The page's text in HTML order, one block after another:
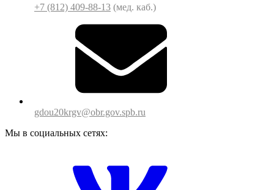
+7 (812) 409-88-13 (мед. каб.)
gdou20krgv@obr.gov.spb.ru
Мы в социальных сетях: